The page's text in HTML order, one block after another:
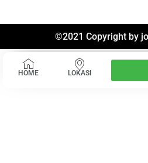
©2021 Copyright by
HOME LOKASI